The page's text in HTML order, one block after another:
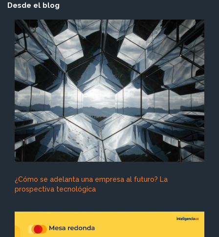
Desde el blog
¿Cómo se adelanta una empresa al futuro? La
prospectiva tecnológica